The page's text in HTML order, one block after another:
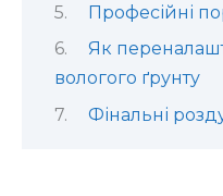
Професійні
Як
вологого ґрунту
Фінальні